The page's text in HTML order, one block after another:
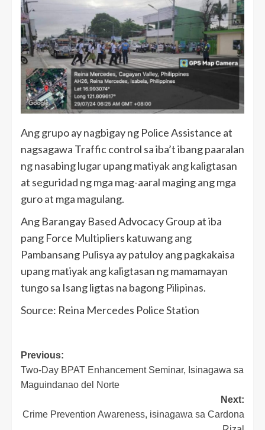
Ang grupo ay nagbigay ng Police Assistance at
nagsagawa Traffic control sa iba’t ibang paaralan
ng nasabing lugar upang matiyak ang kaligtasan
at seguridad ng mga mag-aaral maging ang mga
guro at mga magulang.
Ang Barangay Based Advocacy Group at iba
pang Force Multipliers katuwang ang
Pambansang Pulisya ay patuloy ang pagkakaisa
upang matiyak ang kaligtasan ng mamamayan
tungo sa Isang ligtas na bagong Pilipinas.
Source: Reina Mercedes Police Station
Post
navigation
Previous:
Two-Day BPAT Enhancement Seminar, Isinagawa sa
Maguindanao del Norte
Next:
Crime Prevention Awareness, isinagawa sa Cardona